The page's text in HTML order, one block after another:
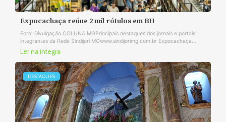
Expocachaça reúne 2 mil rótulos em BH
Foto: Divulgação COLUNA MGPrincipais destaques dos jornais e portais
integrantes da Rede Sindijori MGwww.sindijorimg.com.br Expocachaça...
Ler na íntegra
DESTAQUES